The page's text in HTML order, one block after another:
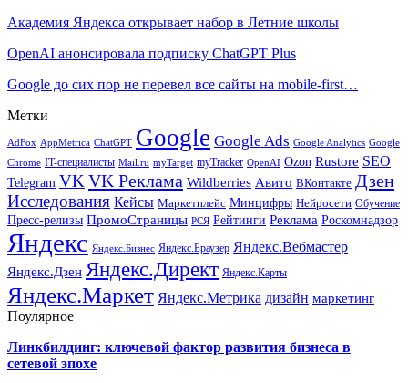
Академия Яндекса открывает набор в Летние школы
OpenAI анонсировала подписку ChatGPT Plus
Google до сих пор не перевел все сайты на mobile-first…
Метки
AdFox AppMetrica ChatGPT Google Google Ads Google Analytics Google
Chrome IT-специалисты Mail.ru myTarget myTracker OpenAI Ozon Rustore SEO
Telegram VK VK Реклама Wildberries Авито ВКонтакте Дзен
Исследования Кейсы Маркетплейс Минцифры Нейросети Обучение
Пресс-релизы ПромоСтраницы РСЯ Рейтинги Реклама Роскомнадзор
Яндекс Яндекс.Бизнес Яндекс.Браузер Яндекс.Вебмастер
Яндекс.Дзен Яндекс.Директ Яндекс.Карты
Яндекс.Маркет Яндекс.Метрика дизайн маркетинг
Поулярное
Линкбилдинг: ключевой фактор развития бизнеса в
сетевой эпохе